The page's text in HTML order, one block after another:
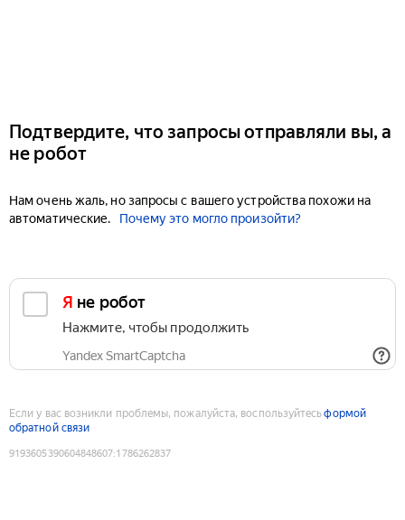
Подтвердите, что запросы отправляли вы, а
не робот
Нам очень жаль, но запросы с вашего устройства похожи на
автоматические.
Почему это могло произойти?
Я не робот
Нажмите, чтобы продолжить
Yandex SmartCaptcha
Если у вас возникли проблемы, пожалуйста, воспользуйтесьформой
обратной связи
9193605390604848607:1786262837